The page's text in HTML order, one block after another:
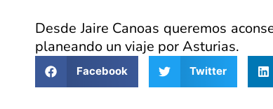
Desde Jaire Canoas queremos
planeando un viaje por Asturias.
Facebook Twitter